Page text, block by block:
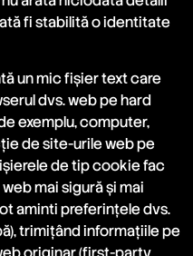
fi stabilită o identitate
un mic fișier text care
dvs. web pe hard
exemplu, computer,
de site-urile web pe
de tip cookie fac
mai sigură și mai
aminti preferințele dvs.
trimițând informațiile pe